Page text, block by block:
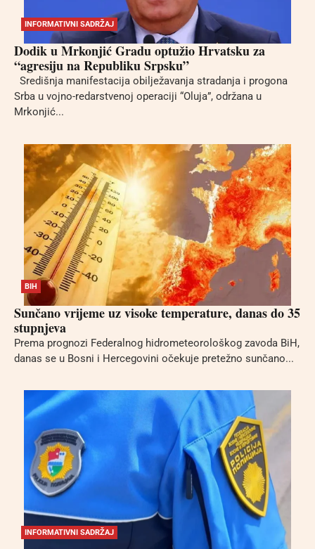
INFORMATIVNI SADRŽAJ
Dodik u Mrkonjić Gradu optužio Hrvatsku za
“agresiju na Republiku Srpsku”
Središnja manifestacija obilježavanja stradanja i progona
Srba u vojno-redarstvenoj operaciji “Oluja”, održana u
Mrkonjić...
BIH
Sunčano vrijeme uz visoke temperature, danas do 35
stupnjeva
Prema prognozi Federalnog hidrometeorološkog zavoda BiH,
danas se u Bosni i Hercegovini očekuje pretežno sunčano...
INFORMATIVNI SADRŽAJ